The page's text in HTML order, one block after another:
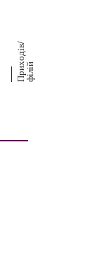
П
р
их
о
д
і
в
/
ф
і
л
ій